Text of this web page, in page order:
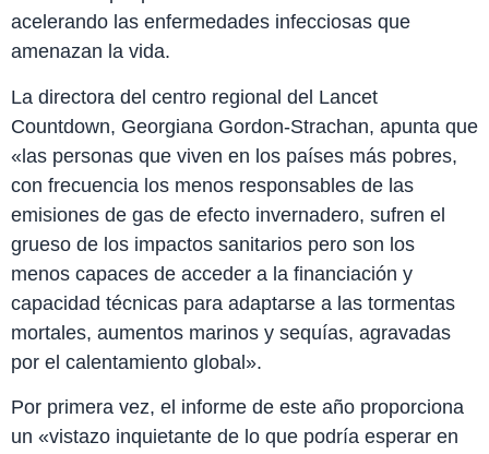
acelerando las enfermedades infecciosas que
amenazan la vida.
La directora del centro regional del Lancet
Countdown, Georgiana Gordon-Strachan, apunta que
«las personas que viven en los países más pobres,
con frecuencia los menos responsables de las
emisiones de gas de efecto invernadero, sufren el
grueso de los impactos sanitarios pero son los
menos capaces de acceder a la financiación y
capacidad técnicas para adaptarse a las tormentas
mortales, aumentos marinos y sequías, agravadas
por el calentamiento global».
Por primera vez, el informe de este año proporciona
un «vistazo inquietante de lo que podría esperar en